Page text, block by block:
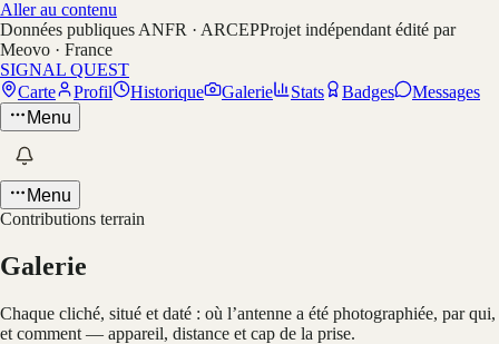
Aller au contenu
Données publiques ANFR · ARCEPProjet indépendant édité par
Meovo · France
SIGNAL QUEST
Carte
Profil Historique Galerie Stats Badges
Messages
Menu
Menu
Contributions terrain
Galerie
Chaque cliché, situé et daté : où l’antenne a été photographiée, par qui,
et comment — appareil, distance et cap de la prise.